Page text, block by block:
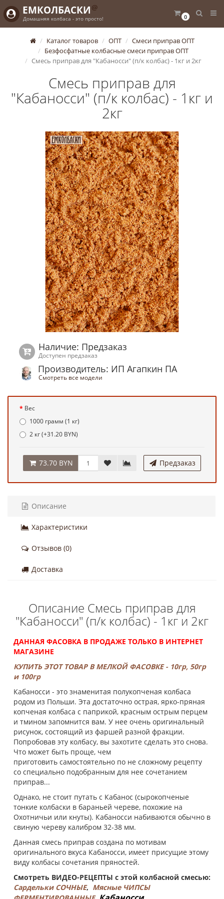
0
ЕМКОЛБАСКИ @
Домашняя колбаса - это просто!
Каталог товаров ОПТ
Смеси приправ ОПТ
Безфосфатные колбасные смеси приправ ОПТ
Смесь приправ для "Кабаносси" (п/к колбас) - 1кг и 2кг
Смесь приправ для
"Кабаносси" (п/к колбас) - 1кг и
2кг
Наличие: Предзаказ
Доступен предзаказ
Производитель: ИП Агапкин ПА
Смотреть все модели
Вес
1000 грамм (1 кг)
2 кг (+31.20 BYN)
73.70 BYN Предзаказ
Описание
Характеристики
Отзывов (0)
Доставка
Описание Смесь приправ для
"Кабаносси" (п/к колбас) - 1кг и 2кг
ДАННАЯ ФАСОВКА В ПРОДАЖЕ ТОЛЬКО В ИНТЕРНЕТ
МАГАЗИНЕ
КУПИТЬ ЭТОТ ТОВАР В МЕЛКОЙ ФАСОВКЕ - 10гр, 50гр
и 100гр
Кабаносси - это знаменитая полукопченая колбаса
родом из Польши. Эта достаточно острая, ярко-пряная
копченая колбаса с паприкой, красным острым перцем
и тмином запомнится вам. У нее очень оригинальный
рисунок, состоящий из фаршей разной фракции.
Попробовав эту колбасу, вы захотите сделать это снова.
Что может быть проще, чем
приготовить самостоятельно по не сложному рецепту
со специально подобранным для нее сочетанием
приправ...
Однако, не стоит путать с Кабанос (сырокопченые
тонкие колбаски в бараньей череве, похожие на
Охотничьи или кнуты). Кабаносси набиваются обычно в
свиную череву калибром 32-38 мм.
Данная смесь приправ создана по мотивам
оригинального вкуса Кабаносси, имеет присущие этому
виду колбасы сочетания пряностей.
Смотреть ВИДЕО-РЕЦЕПТЫ с этой колбасной смесью:
Сардельки СОЧНЫЕ, Мясные ЧИПСЫ